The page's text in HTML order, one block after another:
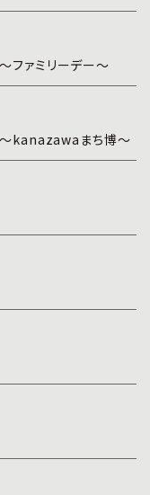
ファミリーデー～
～kanazawaまち博～